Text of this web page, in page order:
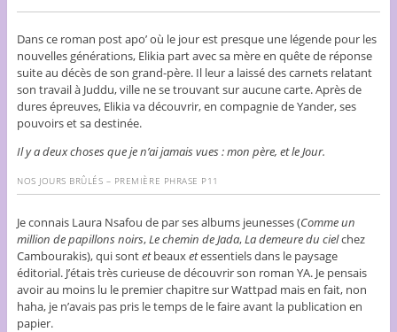
Dans ce roman post apo’ où le jour est presque une légende pour les
nouvelles générations, Elikia part avec sa mère en quête de réponse
suite au décès de son grand-père. Il leur a laissé des carnets relatant
son travail à Juddu, ville ne se trouvant sur aucune carte. Après de
dures épreuves, Elikia va découvrir, en compagnie de Yander, ses
pouvoirs et sa destinée.
Il y a deux choses que je n’ai jamais vues : mon père, et le Jour.
NOS JOURS BRÛLÉS – PREMIÈRE PHRASE P11
Je connais Laura Nsafou de par ses albums jeunesses (Comme un
million de papillons noirs,Le chemin de Jada,La demeure du cielchez
Cambourakis), qui sontetbeauxetessentiels dans le paysage
éditorial. J’étais très curieuse de découvrir son roman YA. Je pensais
avoir au moins lu le premier chapitre sur Wattpad mais en fait, non
haha, je n’avais pas pris le temps de le faire avant la publication en
papier.